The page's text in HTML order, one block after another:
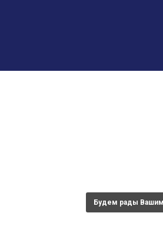
Будем рады